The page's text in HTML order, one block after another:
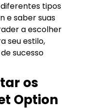
tipos
e saber suas
a escolher
seu estilo,
sucesso
os
Option